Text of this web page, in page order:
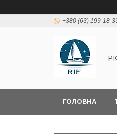
+380 (63) 199-18-
ГОЛОВНА